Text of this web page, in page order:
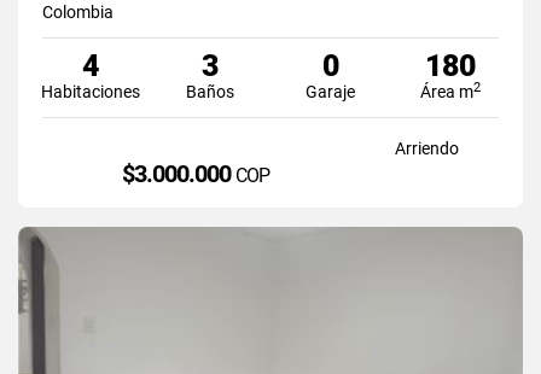
Colombia
4
Habitaciones
3
Baños
0
Garaje
180
Área m2
Arriendo
$3.000.000 COP